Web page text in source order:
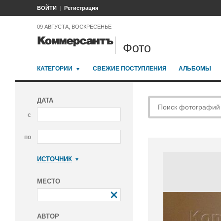
ВОЙТИ Регистрация
09 АВГУСТА, ВОСКРЕСЕНЬЕ
Фото
КАТЕГОРИИ СВЕЖИЕ ПОСТУПЛЕНИЯ АЛЬБОМЫ
ДАТА
с
по
ИСТОЧНИК
МЕСТО
АВТОР